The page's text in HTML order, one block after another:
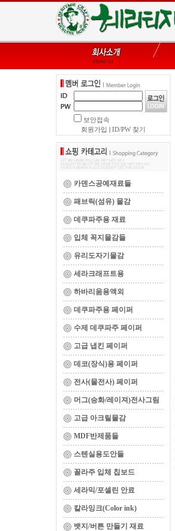
보안접속
회원가입
ID/PW 찾기
카덴스공예재료들
패브릭(섬유) 물감
데쿠파주용 재료
입체 꼭지물감들
유리도자기물감
세라크래프트용
하바리움용액외
데쿠파주용 페이퍼
수제 데쿠파주 페이퍼
고급 냅킨 페이퍼
데코(장식)용 페이퍼
전사(물전사) 페이퍼
머그(승화/레이져)전사그림
고급 아크릴물감
MDF반제품들
스텐실용도안들
꼴라주 입체 칩보드
세라믹/포셀린 안료
칼라잉크(Color ink)
뱃지/버튼 만들기 재료